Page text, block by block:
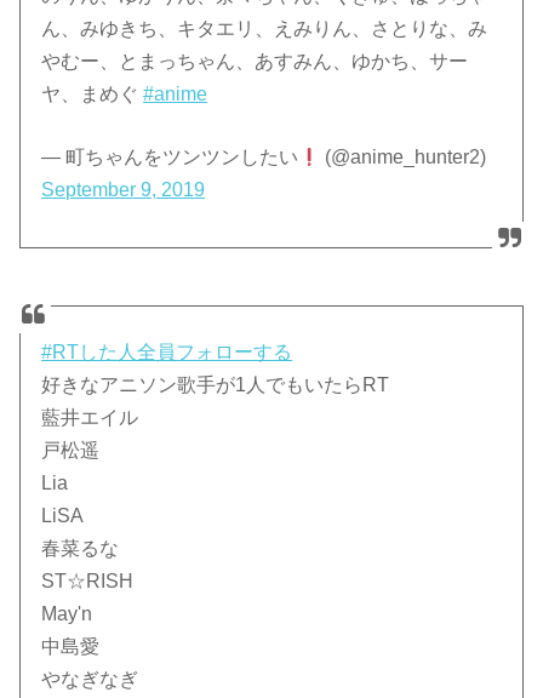
ん、みゆきち、キタエリ、えみりん、さとりな、み
やむー、とまっちゃん、あすみん、ゆかち、サー
ヤ、まめぐ#anime
— 町ちゃんをツンツンしたい
(@anime_hunter2)
September 9, 2019
#RTした人全員フォローする
好きなアニソン歌手が1人でもいたらRT
藍井エイル
戸松遥
Lia
LiSA
春菜るな
ST☆RISH
May'n
中島愛
やなぎなぎ